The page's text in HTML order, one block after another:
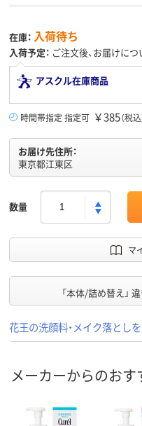
在庫： 入荷待ち
入荷予定： ご注文後、お届けに
アスクル在庫商品
時間帯指定 指定可 ￥385（税込
お届け先住所：
東京都江東区
数量
マ
「本体/詰め替え」
花王の洗顔料・メイク落とし
メーカーからのおす